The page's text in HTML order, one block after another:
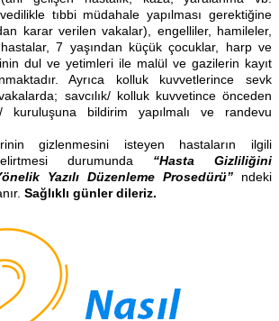
tıbbi müdahale yapılması gerektiğine
karar verilen vakalar), engelliler, hamileler,
7 yaşından küçük çocuklar, harp ve
dul ve yetimleri ile malül ve gazilerin kayıt
Ayrıca kolluk kuvvetlerince sevk
savcılık/ kolluk kuvvetince önceden
kuruluşuna bildirim yapılmalı ve randevu
gizlenmesini isteyen hastaların ilgili
durumunda “Hasta Gizliliğini
Yazılı Düzenleme Prosedürü” ndeki
Sağlıklı günler dileriz.